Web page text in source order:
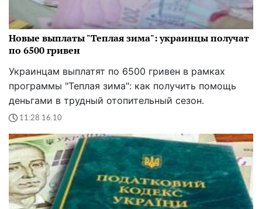
Новые выплаты "Теплая зима": украинцы получат
по 6500 гривен
Украинцам выплатят по 6500 гривен в рамках
программы "Теплая зима": как получить помощь
деньгами в трудный отопительный сезон.
11:28 16.10